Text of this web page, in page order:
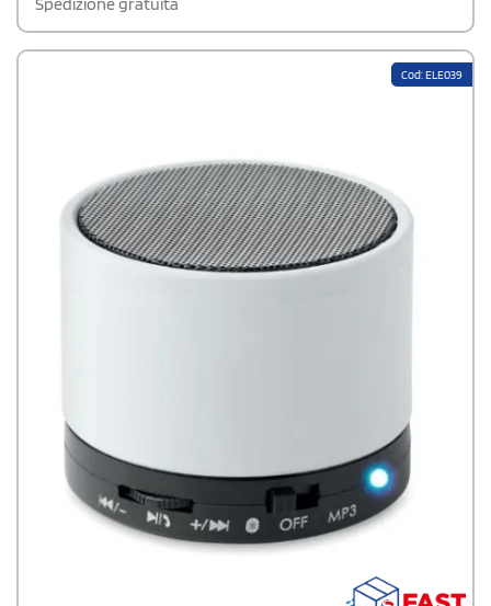
Spedizione gratuita
Cod: ELE039